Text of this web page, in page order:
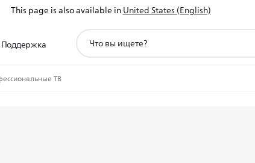
This page is also available inUnited States (English)
Поддержка
поддержки
ТВ